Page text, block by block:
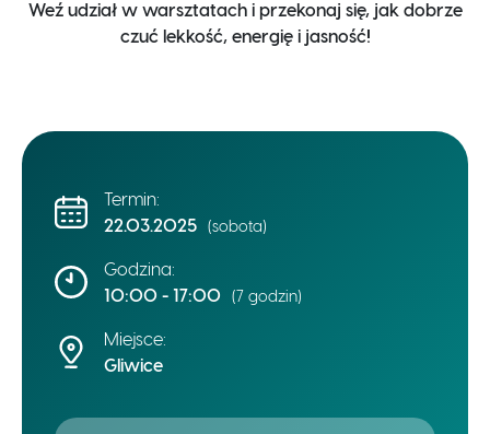
Weź udział w warsztatach i przekonaj się, jak dobrze
czuć lekkość, energię i jasność!
Termin:
22.03.2025 (sobota)
Godzina:
10:00 - 17:00
(7 godzin)
Miejsce:
Gliwice